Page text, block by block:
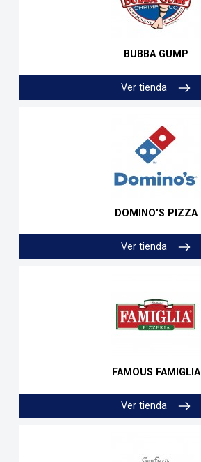
BUBBA GUMP
Ver tienda
DOMINO'S PIZZA
Ver tienda
FAMOUS FAMIGLIA
Ver tienda